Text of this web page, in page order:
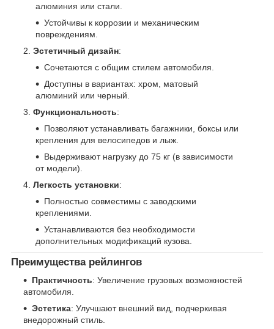
алюминия или стали.
Устойчивы к коррозии и механическим
повреждениям.
Эстетичный дизайн:
Сочетаются с общим стилем автомобиля.
Доступны в вариантах: хром, матовый
алюминий или черный.
Функциональность:
Позволяют устанавливать багажники, боксы или
крепления для велосипедов и лыж.
Выдерживают нагрузку до 75 кг (в зависимости
от модели).
Легкость установки:
Полностью совместимы с заводскими
креплениями.
Устанавливаются без необходимости
дополнительных модификаций кузова.
Преимущества рейлингов
Практичность: Увеличение грузовых возможностей
автомобиля.
Эстетика: Улучшают внешний вид, подчеркивая
внедорожный стиль.